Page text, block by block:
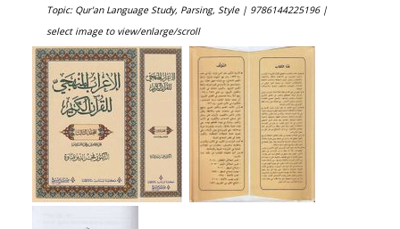
Topic: Qur'an Language Study, Parsing, Style | 9786144225196 |
select image to view/enlarge/scroll